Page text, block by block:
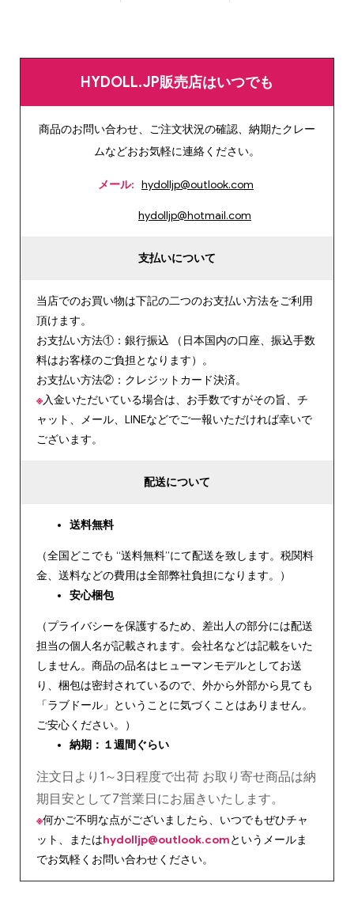
HYDOLL.JP販売店はいつでも
商品のお問い合わせ、ご注文状況の確認、納期たクレー
ムなどおお気軽に連絡ください。
メール: hydolljp@outlook.com
hydolljp@hotmail.com
支払いについて
当店でのお買い物は下記の二つのお支払い方法をご利用
頂けます。
お支払い方法①：銀行振込 （日本国内の口座、振込手数
料はお客様のご負担となります）。
お支払い方法②：クレジットカード決済。
※入金いただいている場合は、お手数ですがその旨、チ
ャット、メール、LINEなどでご一報いただければ幸いで
ございます。
配送について
送料無料
（全国どこでも “送料無料”にて配送を致します。税関料
金、送料などの費用は全部弊社負担になります。）
安心梱包
（プライバシーを保護するため、差出人の部分には配送
担当の個人名が記載されます。会社名などは記載をいた
しません。商品の品名はヒューマンモデルとしてお送
り、梱包は密封されているので、外から外部から見ても
「ラブドール」ということに気づくことはありません。
ご安心ください。）
納期：１週間ぐらい
注文日より1～3日程度で出荷 お取り寄せ商品は納
期目安として7営業日にお届きいたします。
※何かご不明な点がございましたら、いつでもぜひチャ
ット、またはhydolljp@outlook.comというメールま
でお気軽くお問い合わせください。